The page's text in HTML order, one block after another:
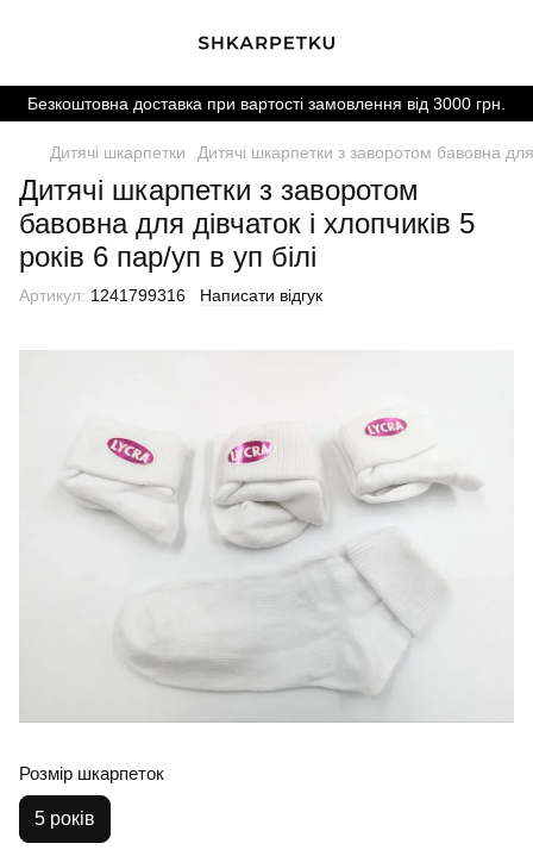
Безкоштовна доставка при вартості замовлення від 3000 грн.
Дитячі шкарпетки Дитячі шкарпетки з заворотом бавовна для
Дитячі шкарпетки з заворотом
бавовна для дівчаток і хлопчиків 5
років 6 пар/уп в уп білі
Артикул: 1241799316 Написати відгук
Розмір шкарпеток
5 років